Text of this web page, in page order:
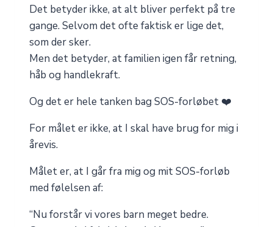
Det betyder ikke, at alt bliver perfekt på tre
gange. Selvom det ofte faktisk er lige det,
som der sker.
Men det betyder, at familien igen får retning,
håb og handlekraft.
Og det er hele tanken bag SOS-forløbet ❤️
For målet er ikke, at I skal have brug for mig i
årevis.
Målet er, at I går fra mig og mit SOS-forløb
med følelsen af:
“Nu forstår vi vores barn meget bedre.